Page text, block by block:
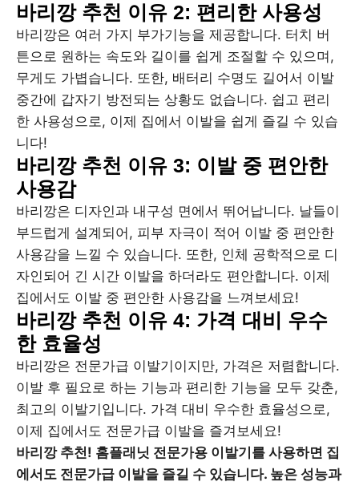
바리깡 추천 이유 2: 편리한 사용성
바리깡은 여러 가지 부가기능을 제공합니다. 터치 버
튼으로 원하는 속도와 길이를 쉽게 조절할 수 있으며,
무게도 가볍습니다. 또한, 배터리 수명도 길어서 이발
중간에 갑자기 방전되는 상황도 없습니다. 쉽고 편리
한 사용성으로, 이제 집에서 이발을 쉽게 즐길 수 있습
니다!
바리깡 추천 이유 3: 이발 중 편안한
사용감
바리깡은 디자인과 내구성 면에서 뛰어납니다. 날들이
부드럽게 설계되어, 피부 자극이 적어 이발 중 편안한
사용감을 느낄 수 있습니다. 또한, 인체 공학적으로 디
자인되어 긴 시간 이발을 하더라도 편안합니다. 이제
집에서도 이발 중 편안한 사용감을 느껴보세요!
바리깡 추천 이유 4: 가격 대비 우수
한 효율성
바리깡은 전문가급 이발기이지만, 가격은 저렴합니다.
이발 후 필요로 하는 기능과 편리한 기능을 모두 갖춘,
최고의 이발기입니다. 가격 대비 우수한 효율성으로,
이제 집에서도 전문가급 이발을 즐겨보세요!
바리깡 추천! 홈플래닛 전문가용 이발기를 사용하면 집
에서도 전문가급 이발을 즐길 수 있습니다. 높은 성능과